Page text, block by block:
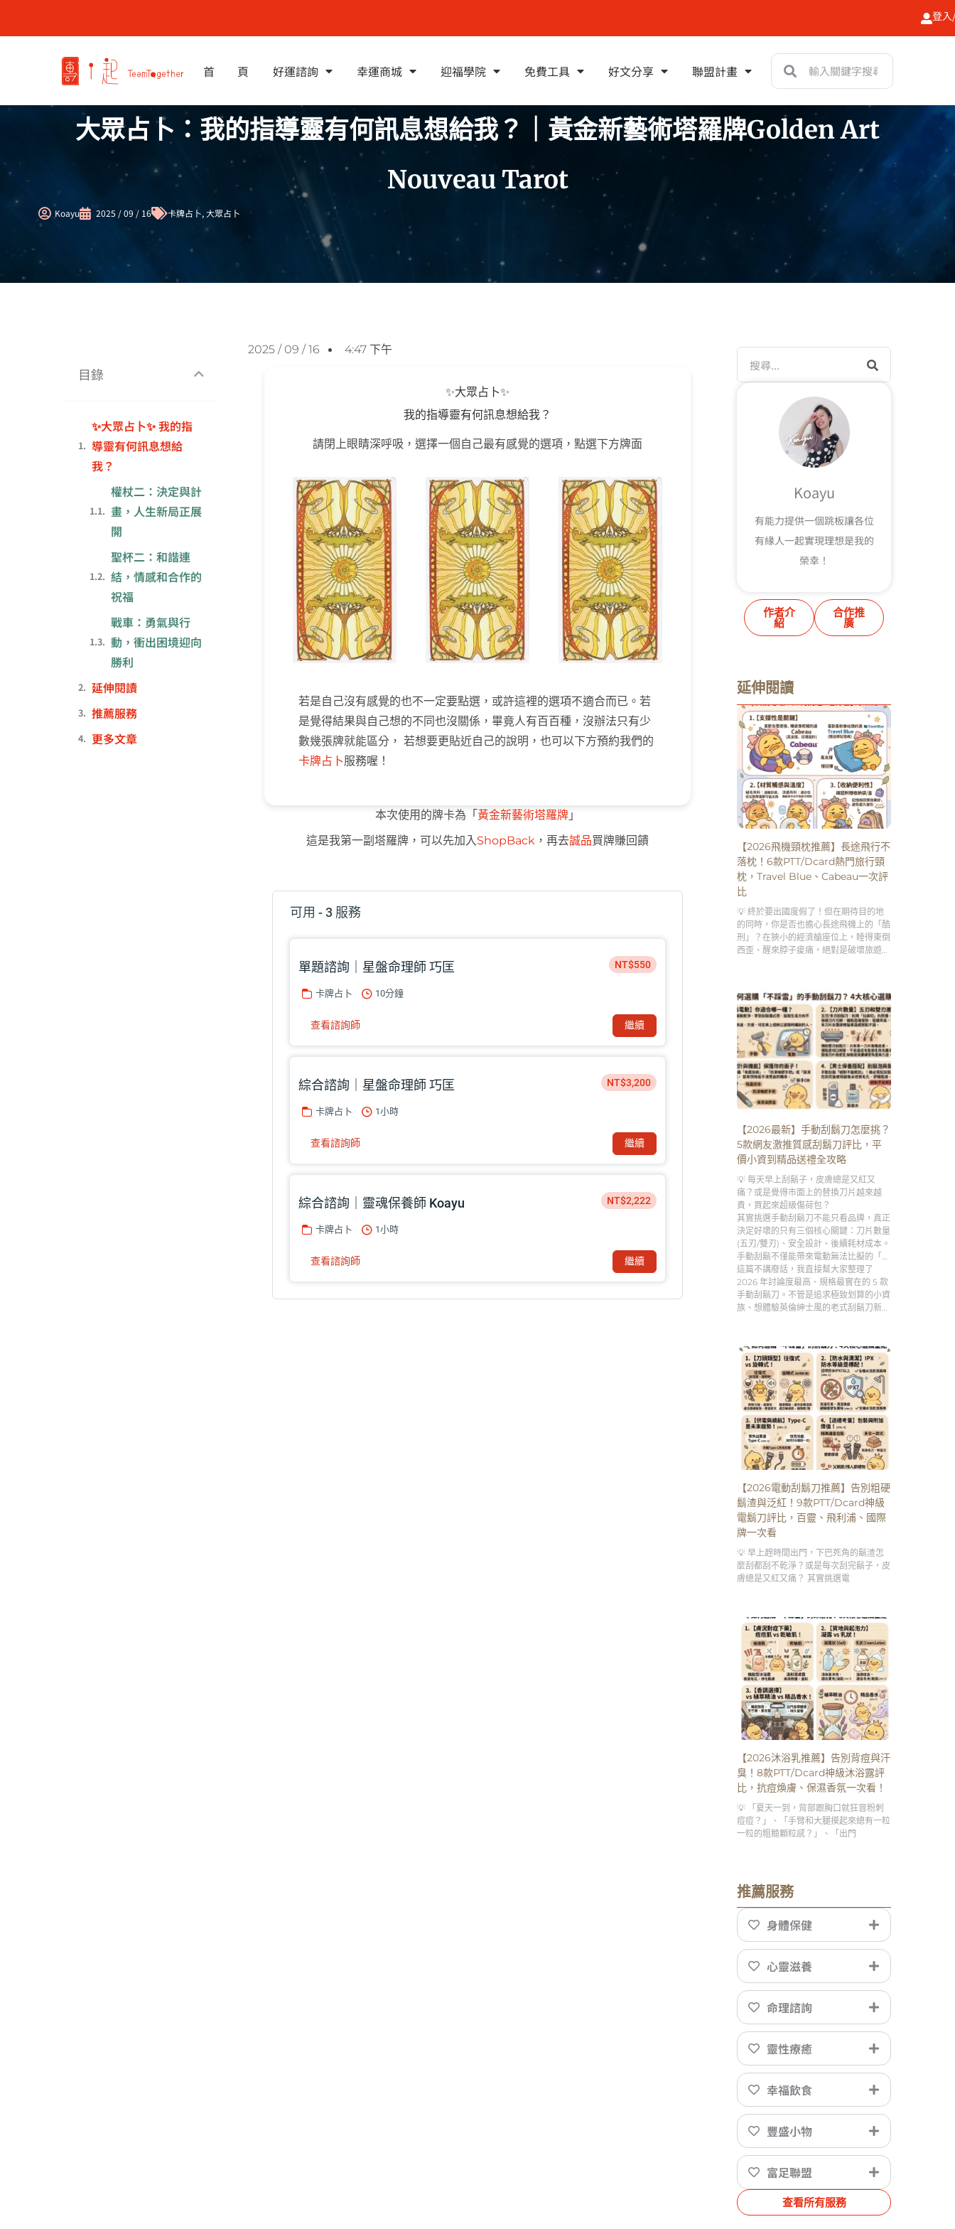
容
登
首 頁 好運諮詢 幸運商城 迎福學院 免費工具 好文分享 聯盟計畫
搜
搜
尋
大眾占卜：我的指導靈有何訊息想給我？｜黃金新藝術塔羅牌Golden Art
Nouveau Tarot
Koayu 2025 / 09 / 16 卡牌占卜,大眾占卜
目錄
✨大眾占卜✨ 我的指
導靈有何訊息想給
我？
權杖二：決定與計
畫，人生新局正展
開
聖杯二：和諧連
結，情感和合作的
祝福
戰車：勇氣與行
動，衝出困境迎向
勝利
延伸閱讀
推薦服務
更多文章
2025 / 09 / 16 4:47 下午
✨大眾占卜✨
我的指導靈有何訊息想給我？
請閉上眼睛深呼吸，選擇一個自己最有感覺的選項，點選下方牌面
若是自己沒有感覺的也不一定要點選，或許這裡的選項不適合而已。若
是覺得結果與自己想的不同也沒關係，畢竟人有百百種，沒辦法只有少
數幾張牌就能區分， 若想要更貼近自己的說明，也可以下方預約我們的
卡牌占卜服務喔！
本次使用的牌卡為「黃金新藝術塔羅牌」
這是我第一副塔羅牌，可以先加入 ShopBack ，再去誠品買牌賺回饋
可用 - 3 服務
單題諮詢｜星盤命理師 巧匡 NT$550
卡牌占卜 10分鐘
查看諮詢師 繼續
綜合諮詢｜星盤命理師 巧匡 NT$3,200
卡牌占卜 1小時
查看諮詢師 繼續
綜合諮詢｜靈魂保養師 Koayu NT$2,222
卡牌占卜 1小時
查看諮詢師 繼續
尋
Koayu
有能力提供一個跳板讓各位
有緣人一起實現理想是我的
榮幸！
作者介
紹
合作推
廣
延伸閱讀
【2026飛機頸枕推薦】長途飛行不
落枕！6款PTT/Dcard熱門旅行頸
枕，Travel Blue、Cabeau一次評
比
💡 終於要出國度假了！但在期待目的地
的同時，你是否也擔心長途飛機上的「酷
刑」？在狹小的經濟艙座位上，睡得東倒
西歪、醒來脖子痠痛，絕對是破壞旅遊興
【2026最新】手動刮鬍刀怎麼挑？
5款網友激推質感刮鬍刀評比，平
價小資到精品送禮全攻略
💡 每天早上刮鬍子，皮膚總是又紅又
痛？或是覺得市面上的替換刀片越來越
貴，買起來超級傷荷包？
其實挑選手動刮鬍刀不能只看品牌，真正
決定好壞的只有三個核心關鍵：刀片數量
(五刃/雙刃)、安全設計、後續耗材成本。
手動刮鬍不僅能帶來電動無法比擬的「極
致貼合刮淨度」，更是男人專屬的「早晨
理容儀式感」。
這篇不講廢話，我直接幫大家整理了
2026 年討論度最高、規格最實在的 5 款
手動刮鬍刀。不管是追求極致划算的小資
族、想體驗英倫紳士風的老式刮鬍刀新
【2026電動刮鬍刀推薦】告別粗硬
鬍渣與泛紅！9款PTT/Dcard神級
電鬍刀評比，百靈、飛利浦、國際
牌一次看
💡 早上趕時間出門，下巴死角的鬍渣怎
麼刮都刮不乾淨？或是每次刮完鬍子，皮
膚總是又紅又痛？ 其實挑選電
【2026沐浴乳推薦】告別背痘與汗
臭！8款PTT/Dcard神級沐浴露評
比，抗痘煥膚、保濕香氛一次看！
💡 「夏天一到，背部跟胸口就狂冒粉刺
痘痘？」、「手臂和大腿摸起來總有一粒
一粒的粗糙顆粒感？」、「出門
推薦服務
身體保健
心靈滋養
命理諮詢
靈性療癒
幸福飲食
豐盛小物
富足聯盟
查看所有服務